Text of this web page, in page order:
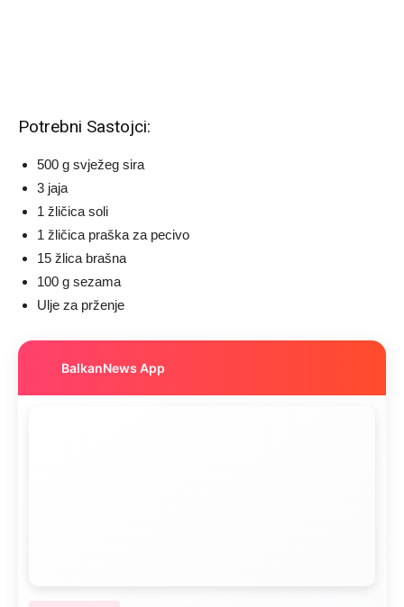
Potrebni Sastojci:
500 g svježeg sira
3 jaja
1 žličica soli
1 žličica praška za pecivo
15 žlica brašna
100 g sezama
Ulje za prženje
BalkanNews App